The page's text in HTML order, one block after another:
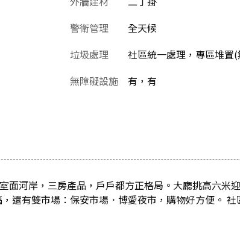
警衛管理
全天候
垃圾處理
社區統一處理，專區堆置
無障礙設施
有，有
面河岸，三房產品，戶戶都方正格局。大廳挑高六米
還有雙市場：保安市場．博愛夜市，購物好方便。